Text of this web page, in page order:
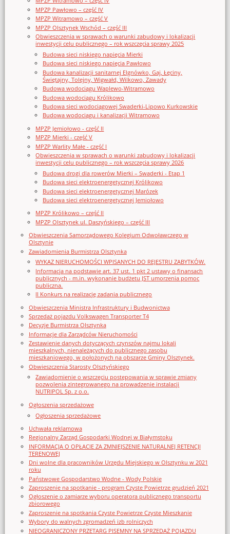
MPZP Pawłowo – część IV
MPZP Witramowo – część V
MPZP Olsztynek Wschód – część III
Obwieszczenia w sprawach o warunki zabudowy i lokalizacji
inwestycji celu publicznego – rok wszczęcia sprawy 2025
Budowa sieci niskiego napięcia Mierki
Budowa sieci niskiego napięcia Pawłowo
Budowa kanalizacji sanitarnej Elgnówko, Gaj, Łęciny,
Świętajny, Tolejny, Wigwałd, Wilkowo, Zawady
Budowa wodociągu Waplewo-Witramowo
Budowa wodociągu Królikowo
Budowa sieci wodociągowej Swaderki-Lipowo Kurkowskie
Budowa wodociągu i kanalizacji Witramowo
MPZP Jemiołowo - część II
MPZP Mierki - część V
MPZP Warlity Małe - część I
Obwieszczenia w sprawach o warunki zabudowy i lokalizacji
inwestycji celu publicznego – rok wszczęcia sprawy 2026
Budowa drogi dla rowerów Mierki – Swaderki - Etap 1
Budowa sieci elektroenergetycznej Królikowo
Budowa sieci elektroenergetycznej Marózek
Budowa sieci elektroenergetycznej Jemiołowo
MPZP Królikowo – część II
MPZP Olsztynek ul. Daszyńskiego – część III
Obwieszczenia Samorządowego Kolegium Odwoławczego w
Olsztynie
Zawiadomienia Burmistrza Olsztynka
WYKAZ NIERUCHOMOŚCI WPISANYCH DO REJESTRU ZABYTKÓW.
Informacja na podstawie art. 37 ust. 1 pkt 2 ustawy o finansach
publicznych - m.in. wykonanie budżetu JST umorzenia pomoc
publiczna.
II Konkurs na realizację zadania publicznego
Obwieszczenia Ministra Infrastruktury i Budwonictwa
Sprzedaż pojazdu Volkswagen Transporter T4
Decyzje Burmistrza Olsztynka
Informacje dla Zarządców Nieruchomości
Zestawienie danych dotyczących czynszów najmu lokali
mieszkalnych, nienależących do publicznego zasobu
mieszkaniowego, w położonych na obszarze Gminy Olsztynek.
Obwieszczenia Starosty Olsztyńskiego
Zawiadomienie o wszczęciu postępowania w sprawie zmiany
pozwolenia zintegrowanego na prowadzenie instalacji
NUTRIPOL Sp. z o.o.
Ogłoszenia sprzedażowe
Ogłoszenia sprzedażowe
Uchwała reklamowa
Regionalny Zarząd Gospodarki Wodnej w Białymstoku
INFORMACJA O OPŁACIE ZA ZMNIEJSZENIE NATURALNEJ RETENCJI
TERENOWEJ
Dni wolne dla pracowników Urzędu Miejskiego w Olsztynku w 2021
roku
Państwowe Gospodarstwo Wodne - Wody Polskie
Zaproszenie na spotkanie - program Czyste Powietrze grudzień 2021
Ogłoszenie o zamiarze wyboru operatora publicznego transportu
zbiorowego
Zaproszenie na spotkania Czyste Powietrze Czyste Mieszkanie
Wybory do walnych zgromadzeń izb rolniczych
NIEOGRANICZONY PRZETARG PISEMNY NA SPRZEDAŻ POJAZDU